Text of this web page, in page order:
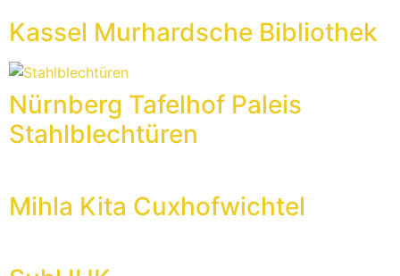
Kassel Murhardsche Bibliothek
Nürnberg Tafelhof Paleis
Stahlblechtüren
Mihla Kita Cuxhofwichtel